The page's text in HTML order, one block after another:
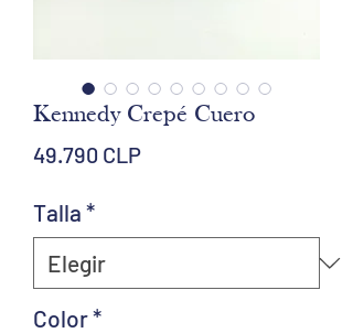
Kennedy Crepé Cuero
49.790 CLPPrecio
Talla *
Color*